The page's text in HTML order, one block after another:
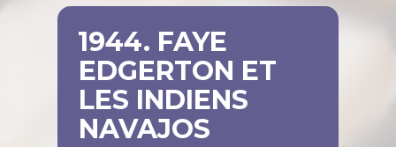
1944. FAYE
EDGERTON ET
LES INDIENS
NAVAJOS